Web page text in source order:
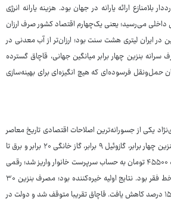
ایران رکورددار بلامنازع ارائه یارانه در جهان بود. هزینه یارانه انرژی
ناخالص داخلی می‌رسید؛ یعنی یک‌چهارم اقتصاد کشور صرف ارزان
ایران لیتری هشت سنت بود؛ ارزان‌تر از آب معدنی در
بنزین چهار برابر میانگین جهانی، قاچاق گسترده
حمل‌ونقل فرسوده‌ای که هیچ انگیزه‌ای برای بهینه‌سازی
یکی از جسورانه‌ترین اصلاحات اقتصادی تاریخ معاصر
را اجرا کرد. در یک شب، قیمت بنزین چهار برابر، گازوئیل ۹ برابر، گاز خانگی ۲۰ برابر و برق تا
هفت برابر شد. در مقابل، ماهانه ۴۵۵۰۰ تومان به حساب سرپرست خانوار واریز شد؛ رقمی
که در آن زمان معادل دوسوم خط فقر بود. نتایج اولیه خیره‌کننده بود؛ مصرف بنزین ۳۰
درصد، گازوئیل ۲۵ درصد و برق ۱۵ درصد کاهش یافت. قاچاق تقریبا متوقف شد و دولت در